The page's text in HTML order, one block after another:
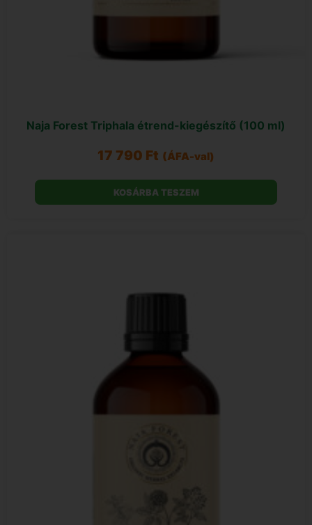
Naja Forest Triphala étrend-kiegészítő (100 ml)
17 790 Ft (ÁFA-val)
KOSÁRBA TESZEM